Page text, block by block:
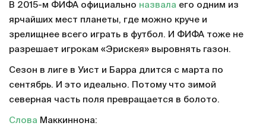
В 2015-м ФИФА официально назвала его одним из
ярчайших мест планеты, где можно круче и
зрелищнее всего играть в футбол. И ФИФА тоже не
разрешает игрокам «Эрискея» выровнять газон.
Сезон в лиге в Уист и Барра длится с марта по
сентябрь. И это идеально. Потому что зимой
северная часть поля превращается в болото.
Слова Маккиннона: